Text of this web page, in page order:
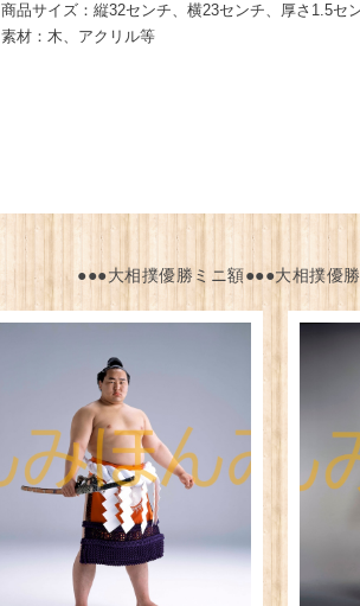
商品サイズ：縦32センチ、横23センチ、厚さ1.5セ
素材：木、アクリル等
●●●大相撲優勝ミニ額●●●大相撲優